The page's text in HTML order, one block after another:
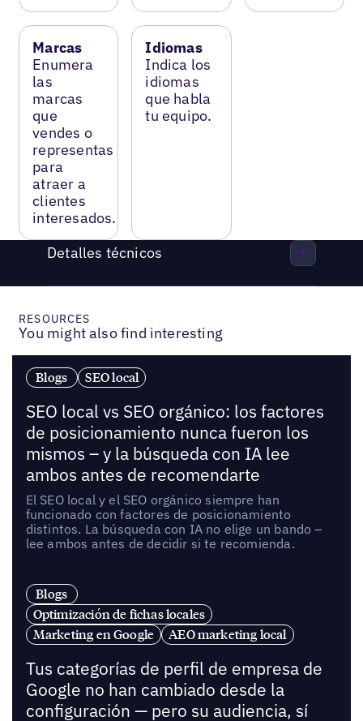
Marcas
Enumera
las
marcas
que
vendes o
representas
para
atraer a
clientes
interesados.
Idiomas
Indica los
idiomas
que habla
tu equipo.
Detalles técnicos
RESOURCES
You might also find interesting
Blogs SEO local
SEO local vs SEO orgánico: los factores
de posicionamiento nunca fueron los
mismos – y la búsqueda con IA lee
ambos antes de recomendarte
El SEO local y el SEO orgánico siempre han
funcionado con factores de posicionamiento
distintos. La búsqueda con IA no elige un bando –
lee ambos antes de decidir si te recomienda.
Blogs
Optimización de fichas locales
Marketing en Google
AEO marketing local
Tus categorías de perfil de empresa de
Google no han cambiado desde la
configuración — pero su audiencia, sí